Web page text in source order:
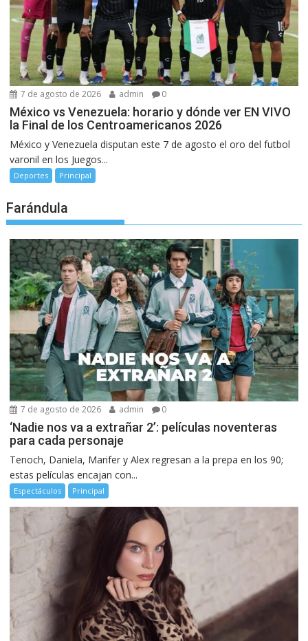
7 de agosto de 2026 admin 0
México vs Venezuela: horario y dónde ver EN VIVO
la Final de los Centroamericanos 2026
México y Venezuela disputan este 7 de agosto el oro del futbol
varonil en los Juegos...
Deportes Principal
Farándula
7 de agosto de 2026 admin 0
‘Nadie nos va a extrañar 2’: películas noventeras
para cada personaje
Tenoch, Daniela, Marifer y Alex regresan a la prepa en los 90;
estas películas encajan con...
Espectáculos Principal